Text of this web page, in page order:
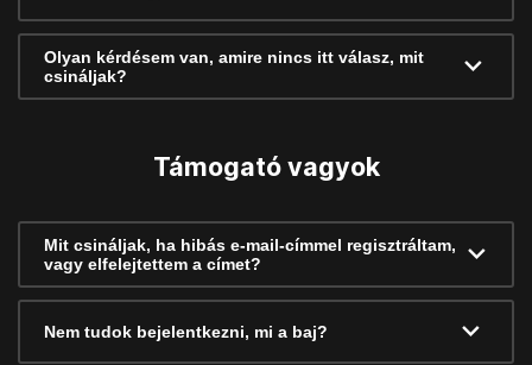
Olyan kérdésem van, amire nincs itt válasz, mit
csináljak?
Támogató vagyok
Mit csináljak, ha hibás e-mail-címmel regisztráltam,
vagy elfelejtettem a címet?
Nem tudok bejelentkezni, mi a baj?